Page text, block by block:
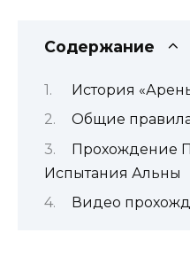
Содержание
История
Общие
Прохождение
Испытания Альны
Видео